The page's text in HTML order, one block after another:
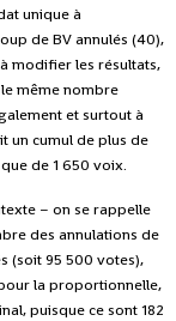
unique à
de BV annulés (40),
modifier les résultats,
même nombre
et surtout à
un cumul de plus de
de 1 650 voix.
– on se rappelle
des annulations de
(soit 95 500 votes),
la proportionnelle,
puisque ce sont 182